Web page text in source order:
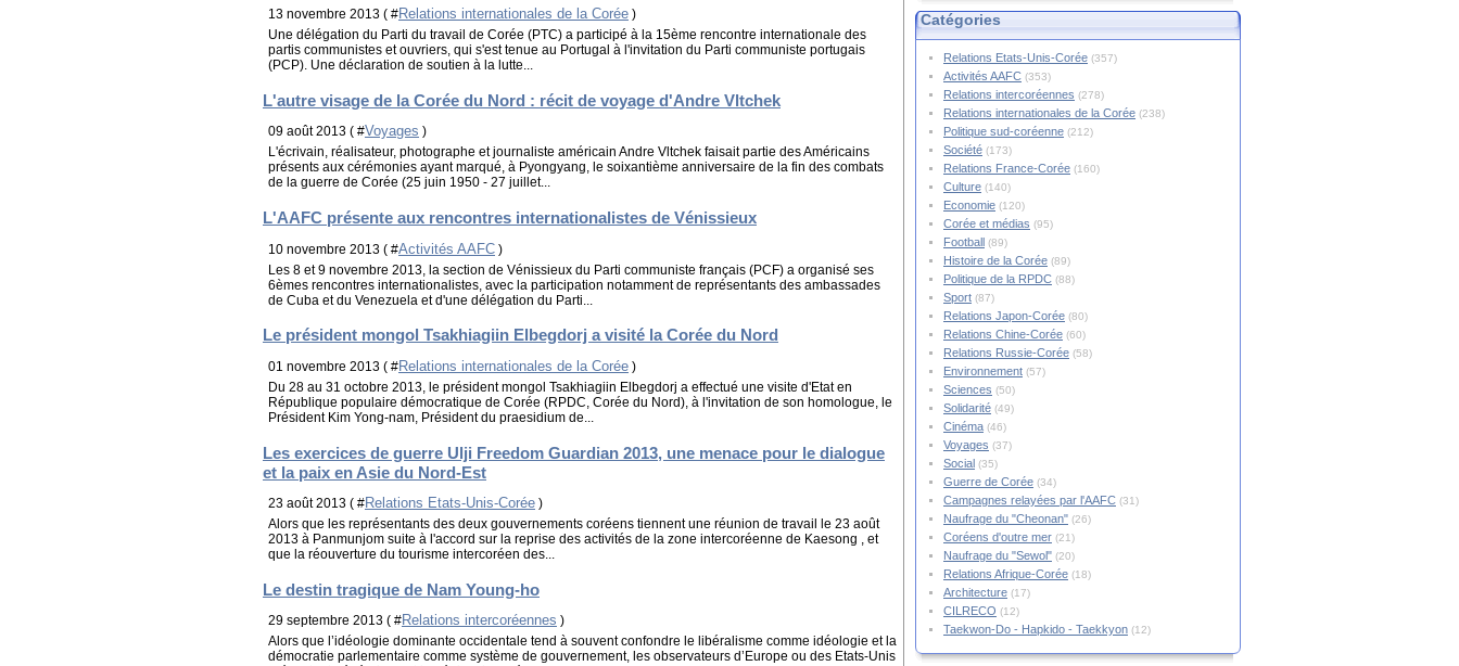
13 novembre 2013 ( #Relations internationales de la Corée )
Une délégation du Parti du travail de Corée (PTC) a participé à la 15ème rencontre internationale des
partis communistes et ouvriers, qui s'est tenue au Portugal à l'invitation du Parti communiste portugais
(PCP). Une déclaration de soutien à la lutte...
L'autre visage de la Corée du Nord : récit de voyage d'Andre Vltchek
09 août 2013 ( #Voyages )
L'écrivain, réalisateur, photographe et journaliste américain Andre Vltchek faisait partie des Américains
présents aux cérémonies ayant marqué, à Pyongyang, le soixantième anniversaire de la fin des combats
de la guerre de Corée (25 juin 1950 - 27 juillet...
L'AAFC présente aux rencontres internationalistes de Vénissieux
10 novembre 2013 ( #Activités AAFC )
Les 8 et 9 novembre 2013, la section de Vénissieux du Parti communiste français (PCF) a organisé ses
6èmes rencontres internationalistes, avec la participation notamment de représentants des ambassades
de Cuba et du Venezuela et d'une délégation du Parti...
Le président mongol Tsakhiagiin Elbegdorj a visité la Corée du Nord
01 novembre 2013 ( #Relations internationales de la Corée )
Du 28 au 31 octobre 2013, le président mongol Tsakhiagiin Elbegdorj a effectué une visite d'Etat en
République populaire démocratique de Corée (RPDC, Corée du Nord), à l'invitation de son homologue, le
Président Kim Yong-nam, Président du praesidium de...
Les exercices de guerre Ulji Freedom Guardian 2013, une menace pour le dialogue
et la paix en Asie du Nord-Est
23 août 2013 ( #Relations Etats-Unis-Corée )
Alors que les représentants des deux gouvernements coréens tiennent une réunion de travail le 23 août
2013 à Panmunjom suite à l'accord sur la reprise des activités de la zone intercoréenne de Kaesong , et
que la réouverture du tourisme intercoréen des...
Le destin tragique de Nam Young-ho
29 septembre 2013 ( #Relations intercoréennes )
Alors que l’idéologie dominante occidentale tend à souvent confondre le libéralisme comme idéologie et la
démocratie parlementaire comme système de gouvernement, les observateurs d’Europe ou des Etats-Unis
Catégories
Relations Etats-Unis-Corée (357)
Activités AAFC (353)
Relations intercoréennes (278)
Relations internationales de la Corée (238)
Politique sud-coréenne (212)
Société (173)
Relations France-Corée (160)
Culture (140)
Economie (120)
Corée et médias (95)
Football (89)
Histoire de la Corée (89)
Politique de la RPDC (88)
Sport (87)
Relations Japon-Corée (80)
Relations Chine-Corée (60)
Relations Russie-Corée (58)
Environnement (57)
Sciences (50)
Solidarité (49)
Cinéma (46)
Voyages (37)
Social (35)
Guerre de Corée (34)
Campagnes relayées par l'AAFC (31)
Naufrage du "Cheonan" (26)
Coréens d'outre mer (21)
Naufrage du "Sewol" (20)
Relations Afrique-Corée (18)
Architecture (17)
CILRECO (12)
Taekwon-Do - Hapkido - Taekkyon (12)